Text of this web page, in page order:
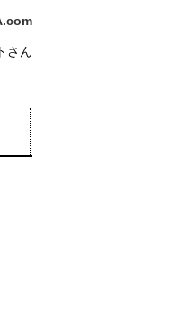
さん